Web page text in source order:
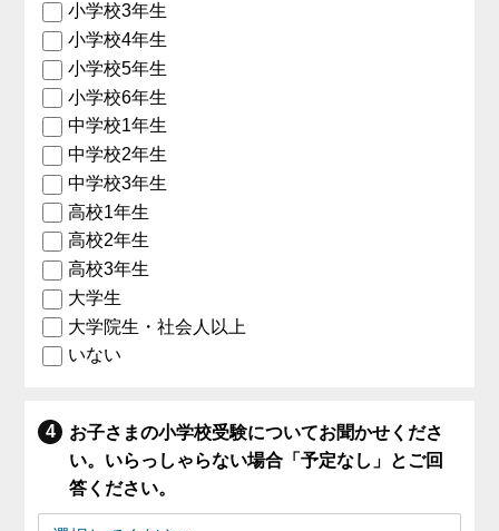
小学校3年生
小学校4年生
小学校5年生
小学校6年生
中学校1年生
中学校2年生
中学校3年生
高校1年生
高校2年生
高校3年生
大学生
大学院生・社会人以上
いない
お子さまの小学校受験についてお聞かせくださ
い。いらっしゃらない場合「予定なし」とご回
答ください。